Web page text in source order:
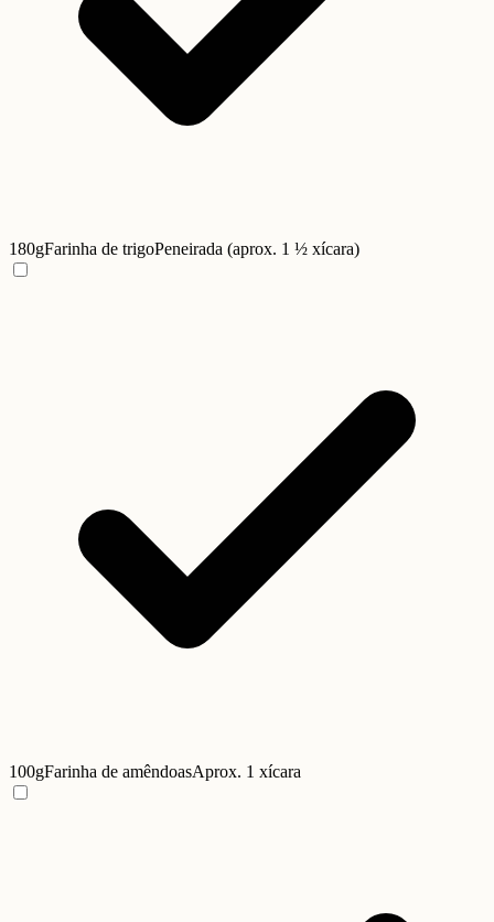
180gFarinha de trigoPeneirada (aprox. 1 ½ xícara)
100gFarinha de amêndoasAprox. 1 xícara